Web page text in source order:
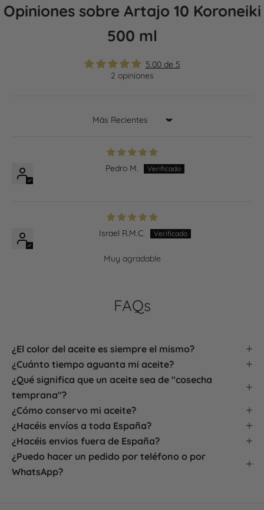
Opiniones sobre Artajo 10 Koroneiki
500 ml
5.00 de 5
2 opiniones
Sort by
Pedro M.
Israel R.M.C.
Muy agradable
FAQs
¿El color del aceite es siempre el mismo?
¿Cuánto tiempo aguanta mi aceite?
¿Qué significa que un aceite sea de "cosecha
temprana"?
¿Cómo conservo mi aceite?
¿Hacéis envíos a toda España?
¿Hacéis envios fuera de España?
¿Puedo hacer un pedido por teléfono o por
WhatsApp?